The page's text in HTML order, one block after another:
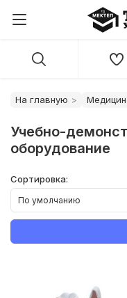
На главную
Учебно-
оборудование
Сортировка: